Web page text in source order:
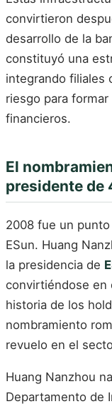
convirtieron
desarrollo de la
constituyó una
integrando filiales
riesgo para
financieros.
El
presidente de
2008 fue un
ESun. Huang
la presidencia de
convirtiéndose en
historia de los
nombramiento
revuelo en el
Huang Nanzhou
Departamento de